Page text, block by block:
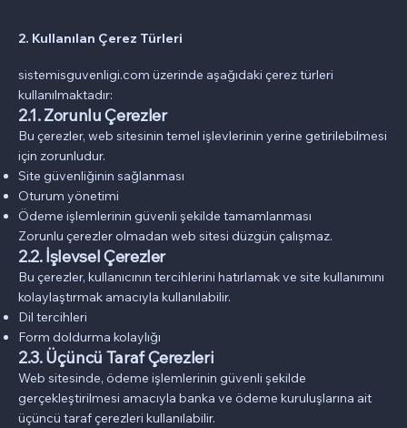
2. Kullanılan Çerez Türleri
sistemisguvenligi.com üzerinde aşağıdaki çerez türleri
kullanılmaktadır:
2.1. Zorunlu Çerezler
Bu çerezler, web sitesinin temel işlevlerinin yerine getirilebilmesi
için zorunludur.
Site güvenliğinin sağlanması
Oturum yönetimi
Ödeme işlemlerinin güvenli şekilde tamamlanması
Zorunlu çerezler olmadan web sitesi düzgün çalışmaz.
2.2. İşlevsel Çerezler
Bu çerezler, kullanıcının tercihlerini hatırlamak ve site kullanımını
kolaylaştırmak amacıyla kullanılabilir.
Dil tercihleri
Form doldurma kolaylığı
2.3. Üçüncü Taraf Çerezleri
Web sitesinde, ödeme işlemlerinin güvenli şekilde
gerçekleştirilmesi amacıyla banka ve ödeme kuruluşlarına ait
üçüncü taraf çerezleri kullanılabilir.